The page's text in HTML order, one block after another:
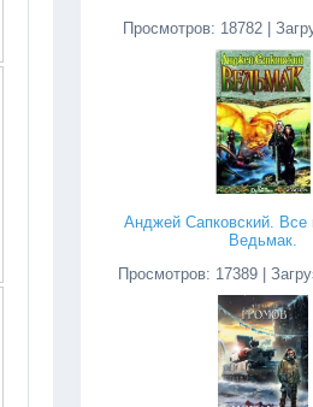
Просмотров: 18782|
Анджей Сапковский. Все
Ведьмак.
Просмотров: 17389 |